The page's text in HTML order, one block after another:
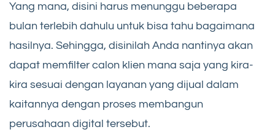
Yang mana, disini harus menunggu beberapa
bulan terlebih dahulu untuk bisa tahu bagaimana
hasilnya. Sehingga, disinilah Anda nantinya akan
dapat memfilter calon klien mana saja yang kira-
kira sesuai dengan layanan yang dijual dalam
kaitannya dengan proses membangun
perusahaan digital tersebut.